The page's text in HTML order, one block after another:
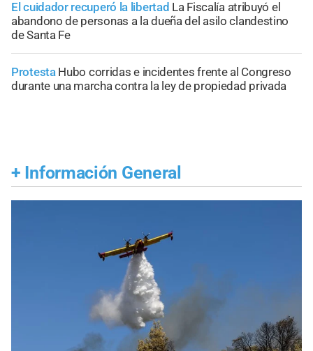
El cuidador recuperó la libertad La Fiscalía atribuyó el
abandono de personas a la dueña del asilo clandestino
de Santa Fe
Protesta Hubo corridas e incidentes frente al Congreso
durante una marcha contra la ley de propiedad privada
+ Información General